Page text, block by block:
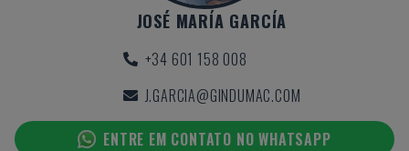
JOSÉ MARÍA GARCÍA
+34 601 158 008
J.GARCIA@GINDUMAC.COM
ENTRE EM CONTATO NO WHATSAPP